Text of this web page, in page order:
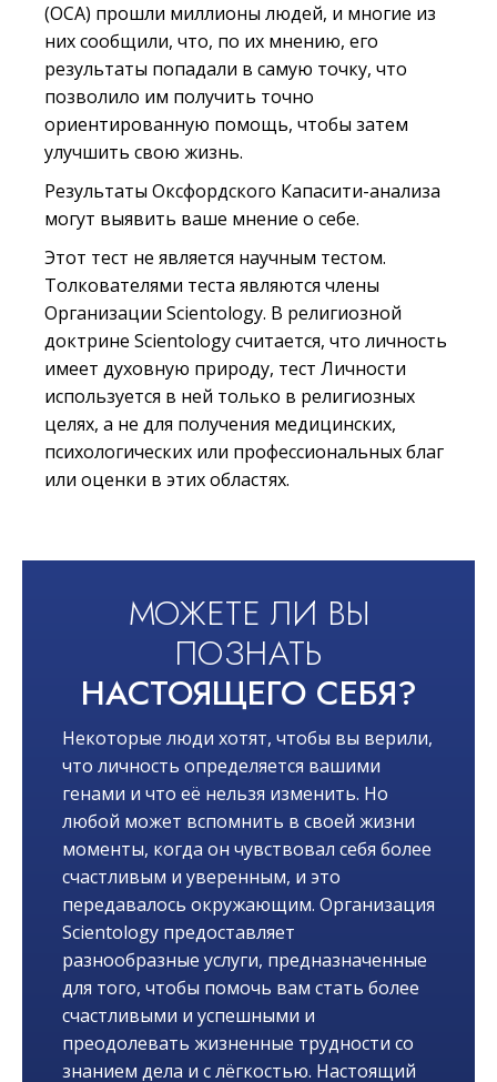
(ОСА) прошли миллионы людей, и многие из
них сообщили, что, по их мнению, его
результаты попадали в самую точку, что
позволило им получить точно
ориентированную помощь, чтобы затем
улучшить свою жизнь.
Результаты Оксфордского Капасити-анализа
могут выявить ваше мнение о себе.
Этот тест не является научным тестом.
Толкователями теста являются члены
Организации Scientology. В религиозной
доктрине Scientology считается, что личность
имеет духовную природу, тест Личности
используется в ней только в религиозных
целях, а не для получения медицинских,
психологических или профессиональных благ
или оценки в этих областях.
МОЖЕТЕ ЛИ ВЫ
ПОЗНАТЬ
НАСТОЯЩЕГО СЕБЯ?
Некоторые люди хотят, чтобы вы верили,
что личность определяется вашими
генами и что её нельзя изменить. Но
любой может вспомнить в своей жизни
моменты, когда он чувствовал себя более
счастливым и уверенным, и это
передавалось окружающим. Организация
Scientology предоставляет
разнообразные услуги, предназначенные
для того, чтобы помочь вам стать более
счастливыми и успешными и
преодолевать жизненные трудности со
знанием дела и с лёгкостью. Настоящий